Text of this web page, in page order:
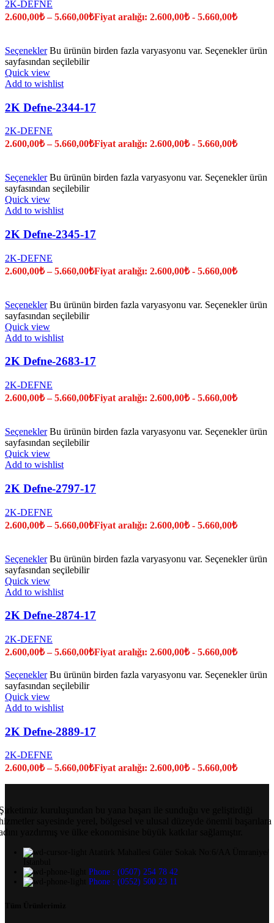
2K-DEFNE
2.600,00₺ –5.660,00₺Fiyat aralığı: 2.600,00₺ - 5.660,00₺
Seçenekler Bu ürünün birden fazla varyasyonu var. Seçenekler ürün
sayfasından seçilebilir
Quick view
Add to wishlist
2K Defne-2344-17
2K-DEFNE
2.600,00₺ –5.660,00₺Fiyat aralığı: 2.600,00₺ - 5.660,00₺
Seçenekler Bu ürünün birden fazla varyasyonu var. Seçenekler ürün
sayfasından seçilebilir
Quick view
Add to wishlist
2K Defne-2345-17
2K-DEFNE
2.600,00₺ –5.660,00₺Fiyat aralığı: 2.600,00₺ - 5.660,00₺
Seçenekler Bu ürünün birden fazla varyasyonu var. Seçenekler ürün
sayfasından seçilebilir
Quick view
Add to wishlist
2K Defne-2683-17
2K-DEFNE
2.600,00₺ –5.660,00₺Fiyat aralığı: 2.600,00₺ - 5.660,00₺
Seçenekler Bu ürünün birden fazla varyasyonu var. Seçenekler ürün
sayfasından seçilebilir
Quick view
Add to wishlist
2K Defne-2797-17
2K-DEFNE
2.600,00₺ –5.660,00₺Fiyat aralığı: 2.600,00₺ - 5.660,00₺
Seçenekler Bu ürünün birden fazla varyasyonu var. Seçenekler ürün
sayfasından seçilebilir
Quick view
Add to wishlist
2K Defne-2874-17
2K-DEFNE
2.600,00₺ –5.660,00₺Fiyat aralığı: 2.600,00₺ - 5.660,00₺
Seçenekler Bu ürünün birden fazla varyasyonu var. Seçenekler ürün
sayfasından seçilebilir
Quick view
Add to wishlist
2K Defne-2889-17
2K-DEFNE
2.600,00₺ –5.660,00₺Fiyat aralığı: 2.600,00₺ - 5.660,00₺
kuruluşundan bu yana başarı ile sunduğu ve geliştirdiği
sayesinde yerel, bölgesel ve ulusal düzeyde önemli başarılara
yazdırmış ve ülke ekonomisine büyük katkılar sağlamıştır.
Phone : (0507) 254 78 42
Phone : (0552) 500 23 11